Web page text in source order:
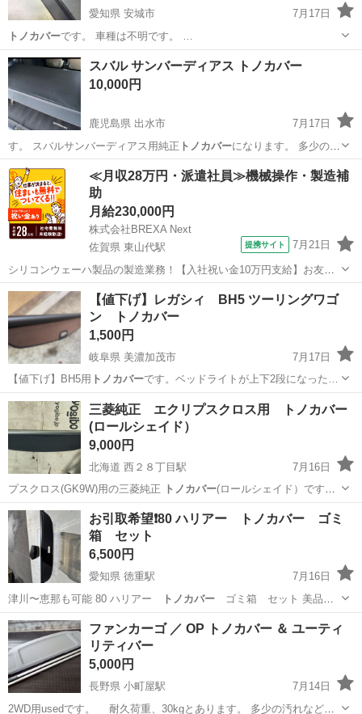
愛知県 安城市
7月17日
トノカバー
です。 車種は不明です。 …
愛知 安城市 内装、インテリア トノカバー
スバル サンバーディアス トノカバー
10,000円
鹿児島県 出水市
7月17日
す。 スバルサンバーディアス用純正 トノカバーになります。 多少の汚
れはありますが…
鹿児島 出水市 内装、インテリア トノカバー
≪月収28万円・派遣社員≫機械操作・製造補
助
月給230,000円
株式会社BREXA Next
佐賀県 東山代駅
提携サイト 7月21日
シリコンウェーハ製品の製造業務！【入社祝い金10万円支給】お友達
やカップルとの応募OK◎年間休日129日＆休出なしでプライベート充
実♪業務はクリーンルームで快適作業◎自社正社員登用制度あり★1食
300円～の格安食堂あり！《佐...
佐賀 伊万里市 東山代駅 その他
【値下げ】レガシィ BH5 ツーリングワゴ
ン トノカバー
1,500円
岐阜県 美濃加茂市
7月17日
【値下げ】BH5用 トノカバーです。ベッドライトが上下2段になった…
岐阜 美濃加茂市 内装、インテリア トノカバー
三菱純正 エクリプスクロス用 トノカバー
(ロールシェイド）
9,000円
北海道 西２８丁目駅
7月16日
プスクロス(GK9W)用の三菱純正
トノカバー(ロールシェイド）です。
車両購入…
北海道 札幌市 西２８丁目駅 内装、インテリア
トノカバー
お引取希望❗️80 ハリアー トノカバー ゴミ
箱 セット
6,500円
愛知県 徳重駅
7月16日
津川〜恵那も可能 80 ハリアー
トノカバーゴミ箱 セット 美品で
す。 よろ…
愛知 名古屋市 アクセサリー
ファンカーゴ ／ OP トノカバー ＆ ユーティ
リティバー
5,000円
長野県 小町屋駅
7月14日
2WD用usedです。 耐久荷重、30kgとあります。 多少の汚れなどあ